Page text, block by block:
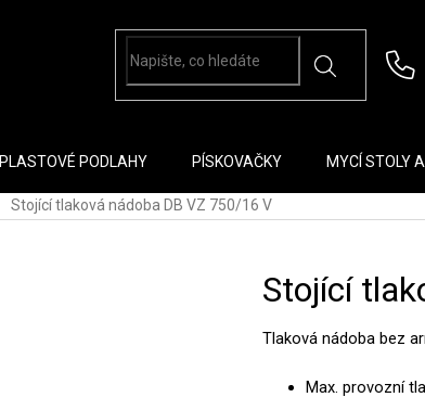
PLASTOVÉ PODLAHY PÍSKOVAČKY MYCÍ STOLY
Stojící tlaková nádoba DB VZ 750/16 V
Stojící
Tlaková nádoba bez
Max. provozní